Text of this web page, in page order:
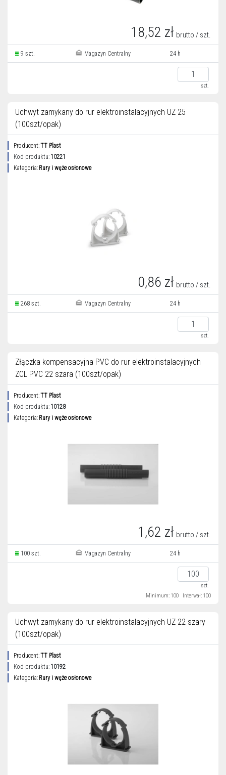
18,52 zł brutto / szt.
9 szt. Magazyn Centralny 24 h
szt.
Uchwyt zamykany do rur elektroinstalacyjnych UZ 25
(100szt/opak)
Producent:TT Plast
Kod produktu: 10221
Kategoria: Rury i węże osłonowe
0,86 zł brutto / szt.
268 szt. Magazyn Centralny 24 h
szt.
Złączka kompensacyjna PVC do rur elektroinstalacyjnych
ZCL PVC 22 szara (100szt/opak)
Producent:TT Plast
Kod produktu: 10128
Kategoria: Rury i węże osłonowe
1,62 zł brutto / szt.
100 szt. Magazyn Centralny 24 h
szt.
Minimum: 100
Interwał: 100
Uchwyt zamykany do rur elektroinstalacyjnych UZ 22 szary
(100szt/opak)
Producent:TT Plast
Kod produktu: 10192
Kategoria: Rury i węże osłonowe